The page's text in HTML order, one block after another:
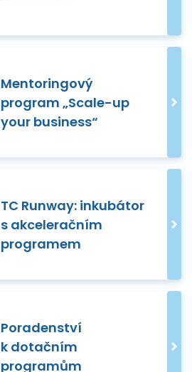
Mentoringový
program „Scale-up
your business“
TC Runway: inkubátor
s akceleračním
programem
Poradenství
k dotačním
programům